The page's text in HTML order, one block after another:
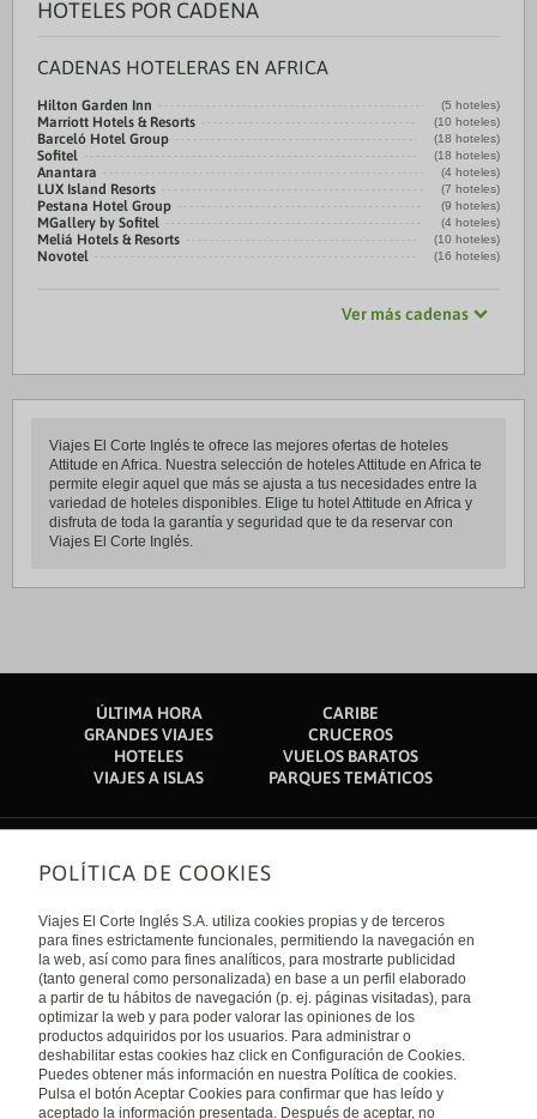
HOTELES POR CADENA
CADENAS HOTELERAS EN AFRICA
Hilton Garden Inn (5 hoteles)
Marriott Hotels & Resorts (10 hoteles)
Barceló Hotel Group (18 hoteles)
Sofitel (18 hoteles)
Anantara (4 hoteles)
LUX Island Resorts (7 hoteles)
Pestana Hotel Group (9 hoteles)
MGallery by Sofitel (4 hoteles)
Meliá Hotels & Resorts (10 hoteles)
Novotel (16 hoteles)
Ver más cadenas
Viajes El Corte Inglés te ofrece las mejores ofertas de hoteles
Attitude en Africa. Nuestra selección de hoteles Attitude en Africa te
permite elegir aquel que más se ajusta a tus necesidades entre la
variedad de hoteles disponibles. Elige tu hotel Attitude en Africa y
disfruta de toda la garantía y seguridad que te da reservar con
Viajes El Corte Inglés.
ÚLTIMA HORA
CARIBE
GRANDES VIAJES
CRUCEROS
HOTELES
VUELOS BARATOS
VIAJES A ISLAS
PARQUES TEMÁTICOS
Sobre nosotros
Quiénes somos
Financiación
Sostenibilidad
Turismo accesible
Tarjeta El Corte Inglés
Trabaja con nosotros
El Corte Inglés
Canal Ético
Enlaces de interés
Guías de viaje
Catálogos
Auto check-in
Condiciones Generales
Política de privacidad
Política de cookies
Accesibilidad
Empresas/ Grupos
Internacional
España
POLÍTICA DE COOKIES
Viajes El Corte Inglés S.A. utiliza cookies propias y de terceros
para fines estrictamente funcionales, permitiendo la navegación en
la web, así como para fines analíticos, para mostrarte publicidad
(tanto general como personalizada) en base a un perfil elaborado
a partir de tu hábitos de navegación (p. ej. páginas visitadas), para
optimizar la web y para poder valorar las opiniones de los
productos adquiridos por los usuarios. Para administrar o
deshabilitar estas cookies haz click en Configuración de Cookies.
Puedes obtener más información en nuestra Política de cookies.
Pulsa el botón Aceptar Cookies para confirmar que has leído y
aceptado la información presentada. Después de aceptar, no